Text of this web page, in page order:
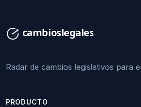
Radar de cambios legislativos para
PRODUCTO